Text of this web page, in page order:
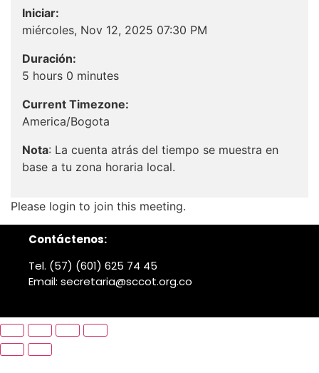
Iniciar:
miércoles, Nov 12, 2025 07:30 PM
Duración:
5 hours 0 minutes
Current Timezone:
America/Bogota
Nota: La cuenta atrás del tiempo se muestra en
base a tu zona horaria local.
Please login to join this meeting.
Contáctenos:
Tel. (57) (601) 625 74 45
Email: secretaria@sccot.org.co